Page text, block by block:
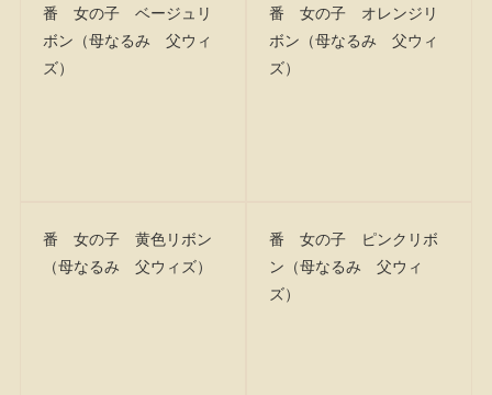
番 女の子 ベージュリ
ボン（母なるみ 父ウィ
ズ）
番 女の子 オレンジリ
ボン（母なるみ 父ウィ
ズ）
番 女の子 黄色リボン
（母なるみ 父ウィズ）
番 女の子 ピンクリボ
ン（母なるみ 父ウィ
ズ）